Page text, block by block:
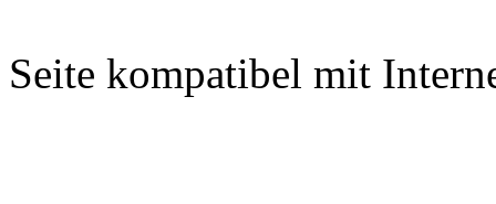
Seite kompatibel mit